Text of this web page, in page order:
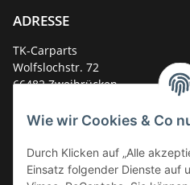
Wie wir Cookies & Co
Durch Klicken auf „Alle
Einsatz folgender Dienste auf
ADRESSE
TK-Carparts
Wolfslochstr. 72
66482 Zweibrücken
Service-Hotline +49 (0)6332 - 48
E-Mail:mail@tk-carparts.de
Montag-Donnerstag von 13 bis